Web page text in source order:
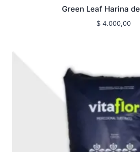
Green Leaf Harina
$ 4.000,00